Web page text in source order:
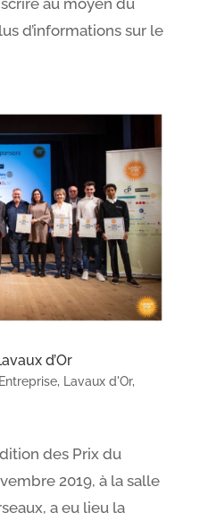
au moyen du
d’informations sur le
d’Or
Entreprise, Lavaux d'Or,
des Prix du
2019, à la salle
a eu lieu la